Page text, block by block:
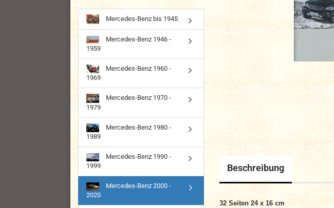
Beschreibung
32 Seiten 24 x 16 cm
Mercedes-Benz bis 1945
Mercedes-Benz 1946 -
1959
Mercedes-Benz 1960 -
1969
Mercedes-Benz 1970 -
1979
Mercedes-Benz 1980 -
1989
Mercedes-Benz 1990 -
1999
Mercedes-Benz 2000 -
2020